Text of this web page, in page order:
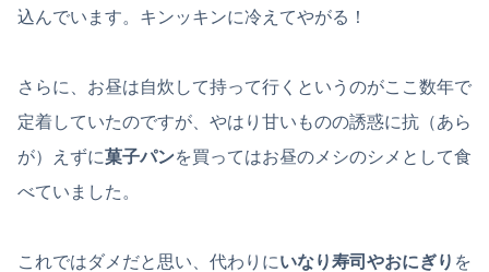
込んでいます。キンッキンに冷えてやがる！
さらに、お昼は自炊して持って行くというのがここ数年で
定着していたのですが、やはり甘いものの誘惑に抗（あら
が）えずに菓子パンを買ってはお昼のメシのシメとして食
べていました。
これではダメだと思い、代わりにいなり寿司やおにぎり を